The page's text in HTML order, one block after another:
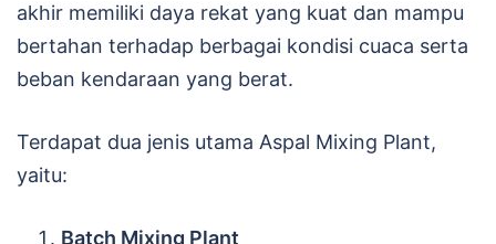
akhir memiliki daya rekat yang kuat dan mampu
bertahan terhadap berbagai kondisi cuaca serta
beban kendaraan yang berat.
Terdapat dua jenis utama Aspal Mixing Plant,
yaitu:
Batch Mixing Plant